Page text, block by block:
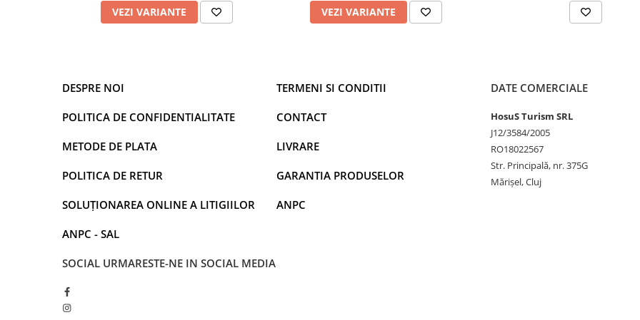
VEZI VARIANTE VEZI VARIANTE
DESPRE NOI
POLITICA DE CONFIDENTIALITATE
METODE DE PLATA
POLITICA DE RETUR
SOLUȚIONAREA ONLINE A LITIGIILOR
ANPC - SAL
TERMENI SI CONDITII
CONTACT
LIVRARE
GARANTIA PRODUSELOR
ANPC
DATE COMERCIALE
HosuS Turism SRL
J12/3584/2005
RO18022567
Str. Principală, nr. 375G
Mărișel, Cluj
SOCIAL URMARESTE-NE IN SOCIAL MEDIA